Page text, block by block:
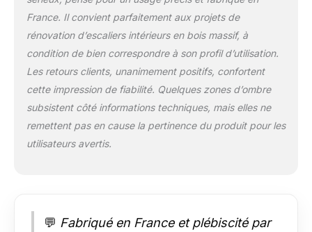
bois vitrifié, sans
jaunissement, avec
une finition régulière
adaptée aux
Formule à l'eau
polyuréthane
performante :
Vitrificateur escalier à
Application maîtrisée
France. Il convient parfaitement aux projets de
rénovation d’escaliers intérieurs en bois massif, à
condition de bien correspondre à son profil d’utilisation.
Les retours clients, unanimement positifs, confortent
cette impression de fiabilité. Quelques zones d’ombre
subsistent côté informations techniques, mais elles ne
remettent pas en cause la pertinence du produit pour les
utilisateurs avertis.
💬 Fabriqué en France et plébiscité par